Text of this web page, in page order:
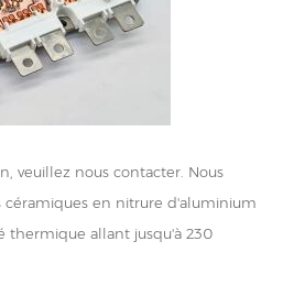
veuillez nous contacter. Nous
en nitrure d'aluminium
thermique allant jusqu'à 230